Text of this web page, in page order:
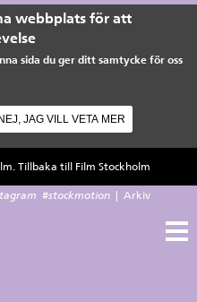
webbplats för att
sida du ger ditt samtycke för oss
NEJ, JAG VILL VETA MER
Tillbaka till Film Stockholm
#stockmotion Arkiv